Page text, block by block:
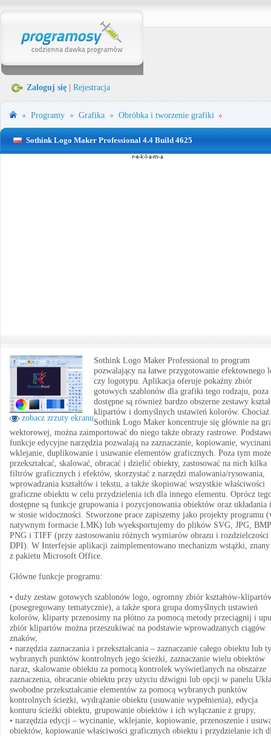
Zaloguj się Rejestracja
Programy Grafika Obróbka i tworzenie grafiki
Sothink Logo Maker Professional 4.4 Build 4625
zobacz zrzuty ekranu
Sothink Logo Maker Professional to program
pozwalający na łatwe przygotowanie efektownego
czy logotypu. Aplikacja oferuje pokaźny zbiór
gotowych szablonów dla grafiki tego rodzaju,
dostępne są również bardzo obszerne zestawy
klipartów i domyślnych ustawień kolorów. Chociaż
Sothink Logo Maker koncentruje się głównie na
wektorowej, można zaimportować do niego także obrazy rastrowe.
funkcje edycyjne narzędzia pozwalają na zaznaczanie, kopiowanie,
wklejanie, duplikowanie i usuwanie elementów graficznych. Poza tym
przekształcać, skalować, obracać i dzielić obiekty, zastosować na nich kilka
filtrów graficznych i efektów, skorzystać z narzędzi malowania/rysowania,
wprowadzania kształtów i tekstu, a także skopiować wszystkie właściwości
graficzne obiektu w celu przydzielenia ich dla innego elementu. Oprócz
dostępne są funkcje grupowania i pozycjonowania obiektów oraz układania
w stosie widoczności. Stworzone prace zapiszemy jako projekty programu
natywnym formacie LMK) lub wyeksportujemy do plików SVG, JPG,
PNG i TIFF (przy zastosowaniu różnych wymiarów obrazu i rozdzielczości
DPI). W Interfejsie aplikacji zaimplementowano mechanizm wstążki,
z pakietu Microsoft Office.
Główne funkcje programu:
• duży zestaw gotowych szablonów logo, ogromny zbiór kształtów-
(posegregowany tematycznie), a także spora grupa domyślnych ustawień
kolorów, kliparty przenosimy na płótno za pomocą metody przeciągnij i
zbiór klipartów można przeszukiwać na podstawie wprowadzanych ciągów
znaków,
• narzędzia zaznaczania i przekształcania – zaznaczanie całego obiektu lub
wybranych punktów kontrolnych jego ścieżki, zaznaczanie wielu obiektów
naraz, skalowanie obiektu za pomocą kontrolek wyświetlanych na obszarze
zaznaczenia, obracanie obiektu przy użyciu dźwigni lub opcji w panelu
swobodne przekształcanie elementów za pomocą wybranych punktów
kontrolnych ścieżki, wydrążanie obiektu (usuwanie wypełnienia), edycja
konturu ścieżki obiektu, grupowanie obiektów i ich wyłączanie z grupy,
• narzędzia edycji – wycinanie, wklejanie, kopiowanie, przenoszenie i
obiektów, kopiowanie właściwości graficznych obiektu i przydzielanie ich